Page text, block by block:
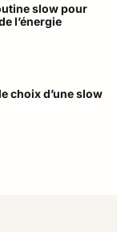
slow pour
l’énergie
choix d’une slow